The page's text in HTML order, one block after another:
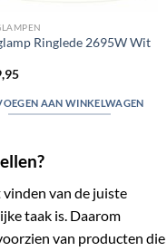
Ringlede 2695W Wit
AAN WINKELWAGEN
van de juiste
taak is. Daarom
van producten die